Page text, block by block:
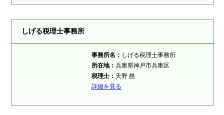
しげる税理士事務所
事務所名： しげる税理士事務所
所在地： 兵庫県神戸市兵庫区
税理士： 天野 慈
詳細を見る